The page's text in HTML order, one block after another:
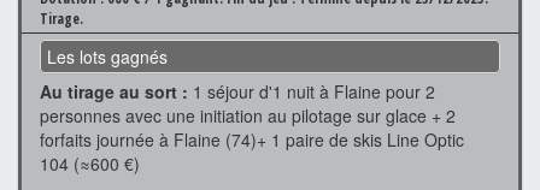
Tirage.
Les lots gagnés
Au tirage au sort : 1 séjour d'1 nuit à Flaine pour 2
personnes avec une initiation au pilotage sur glace + 2
forfaits journée à Flaine (74)+ 1 paire de skis Line Optic
104 (≈600 €)